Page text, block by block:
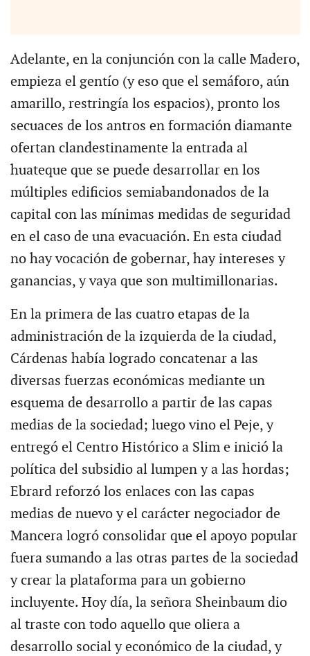
Adelante, en la conjunción con la calle Madero,
empieza el gentío (y eso que el semáforo, aún
amarillo, restringía los espacios), pronto los
secuaces de los antros en formación diamante
ofertan clandestinamente la entrada al
huateque que se puede desarrollar en los
múltiples edificios semiabandonados de la
capital con las mínimas medidas de seguridad
en el caso de una evacuación. En esta ciudad
no hay vocación de gobernar, hay intereses y
ganancias, y vaya que son multimillonarias.
En la primera de las cuatro etapas de la
administración de la izquierda de la ciudad,
Cárdenas había logrado concatenar a las
diversas fuerzas económicas mediante un
esquema de desarrollo a partir de las capas
medias de la sociedad; luego vino el Peje, y
entregó el Centro Histórico a Slim e inició la
política del subsidio al lumpen y a las hordas;
Ebrard reforzó los enlaces con las capas
medias de nuevo y el carácter negociador de
Mancera logró consolidar que el apoyo popular
fuera sumando a las otras partes de la sociedad
y crear la plataforma para un gobierno
incluyente. Hoy día, la señora Sheinbaum dio
al traste con todo aquello que oliera a
desarrollo social y económico de la ciudad, y